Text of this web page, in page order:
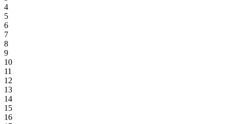
4
5
6
7
8
9
10
11
12
13
14
15
16